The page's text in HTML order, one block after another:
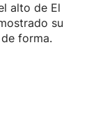
alto de El
su
forma.